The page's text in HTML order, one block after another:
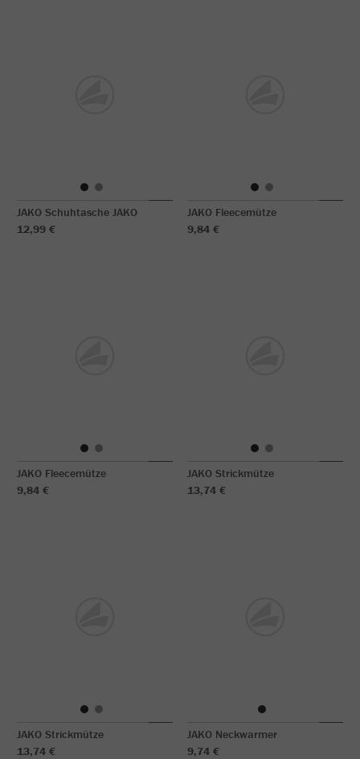
JAKO Schuhtasche JAKO
12,99 €
JAKO Fleecemütze
9,84 €
JAKO Fleecemütze
9,84 €
JAKO Strickmütze
13,74 €
JAKO Strickmütze
13,74 €
JAKO Neckwarmer
9,74 €